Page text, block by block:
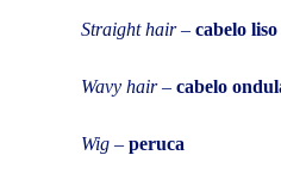
Straight hair– cabelo liso
Wavy hair– cabelo
Wig – peruca